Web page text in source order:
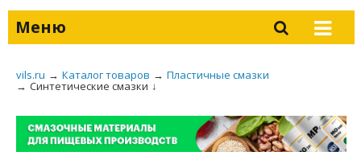
Меню
vils.ru → Каталог товаров → Пластичные смазки
→ Синтетические смазки ↓